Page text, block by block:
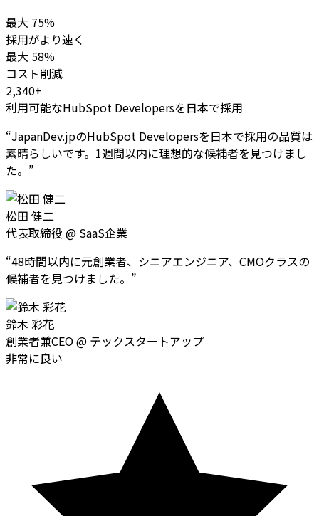
最大 75%
採用がより速く
最大 58%
コスト削減
2,340+
利用可能なHubSpot Developersを日本で採用
“JapanDev.jpのHubSpot Developersを日本で採用の品質は
素晴らしいです。1週間以内に理想的な候補者を見つけまし
た。 ”
松田 健二
代表取締役 @ SaaS企業
“48時間以内に元創業者、シニアエンジニア、CMOクラスの
候補者を見つけました。 ”
鈴木 彩花
創業者兼CEO@ テックスタートアップ
非常に良い